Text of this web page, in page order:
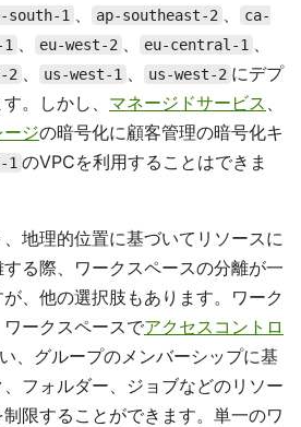
south-1 、 ap-southeast-2 、
ca-
、 eu-west-2 、 eu-central-1 、
2 、 us-west-1 、 us-west-2 にデプ
。しかし、 マネージドサービス 、
ジの暗号化に顧客管理の暗号化キ
1 のVPCを利用することはできま
地理的位置に基づいてリソースに
る際、ワークスペースの分離が一
、他の選択肢もあります。ワーク
ークスペースでアクセスコントロ
、グループのメンバーシップに基
フォルダー、ジョブなどのリソー
限することができます。単一のワ